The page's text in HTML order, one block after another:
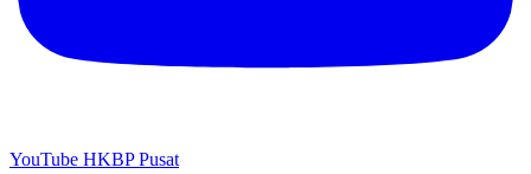
YouTube HKBP Pusat